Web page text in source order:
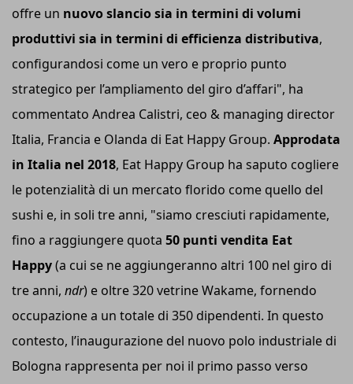
offre un nuovo slancio sia in termini di volumi
produttivi sia in termini di efficienza distributiva,
configurandosi come un vero e proprio punto
strategico per l’ampliamento del giro d’affari", ha
commentato Andrea Calistri, ceo & managing director
Italia, Francia e Olanda di Eat Happy Group. Approdata
in Italia nel 2018, Eat Happy Group ha saputo cogliere
le potenzialità di un mercato florido come quello del
sushi e, in soli tre anni, "siamo cresciuti rapidamente,
fino a raggiungere quota 50 punti vendita Eat
Happy(a cui se ne aggiungeranno altri 100 nel giro di
tre anni, ndr) e oltre 320 vetrine Wakame, fornendo
occupazione a un totale di 350 dipendenti. In questo
contesto, l’inaugurazione del nuovo polo industriale di
Bologna rappresenta per noi il primo passo verso